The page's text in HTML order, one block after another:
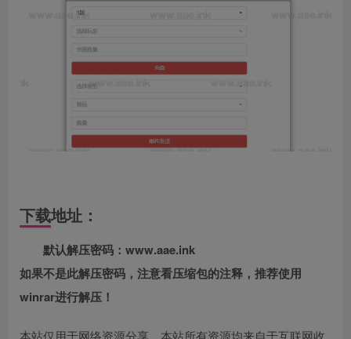
下载地址：
默认解压密码：www.aae.ink
如果不是此解压密码，注意看压缩包的注释，推荐使用
winrar进行解压！
本站仅用于网络资源分享，本站所有资源均来自于互联网收